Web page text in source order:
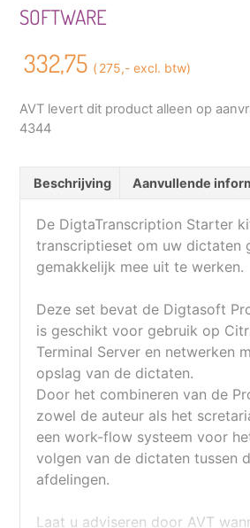
SOFTWARE
332,75 ( 275,-excl. btw)
AVT levert dit product alleen op
4344
Beschrijving Aanvullende
De DigtaTranscription Starter
transcriptieset om uw dictaten
gemakkelijk mee uit te werken.
Deze set bevat de Digtasoft
is geschikt voor gebruik op
Terminal Server en netwerken
opslag van de dictaten.
Door het combineren van de
zowel de auteur als het
een work-flow systeem voor
volgen van de dictaten tussen
afdelingen.
Laat u adviseren door AVT